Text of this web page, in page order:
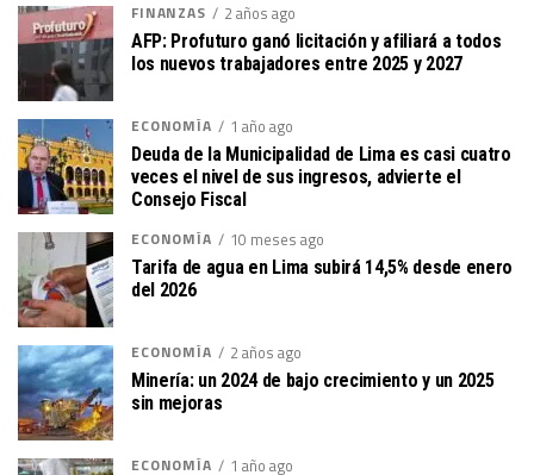
FINANZAS 2 años ago
AFP: Profuturo ganó licitación y afiliará a todos
los nuevos trabajadores entre 2025 y 2027
ECONOMÍA 1 año ago
Deuda de la Municipalidad de Lima es casi cuatro
veces el nivel de sus ingresos, advierte el
Consejo Fiscal
ECONOMÍA
10 meses ago
Tarifa de agua en Lima subirá 14,5% desde enero
del 2026
ECONOMÍA 2 años ago
Minería: un 2024 de bajo crecimiento y un 2025
sin mejoras
ECONOMÍA 1 año ago